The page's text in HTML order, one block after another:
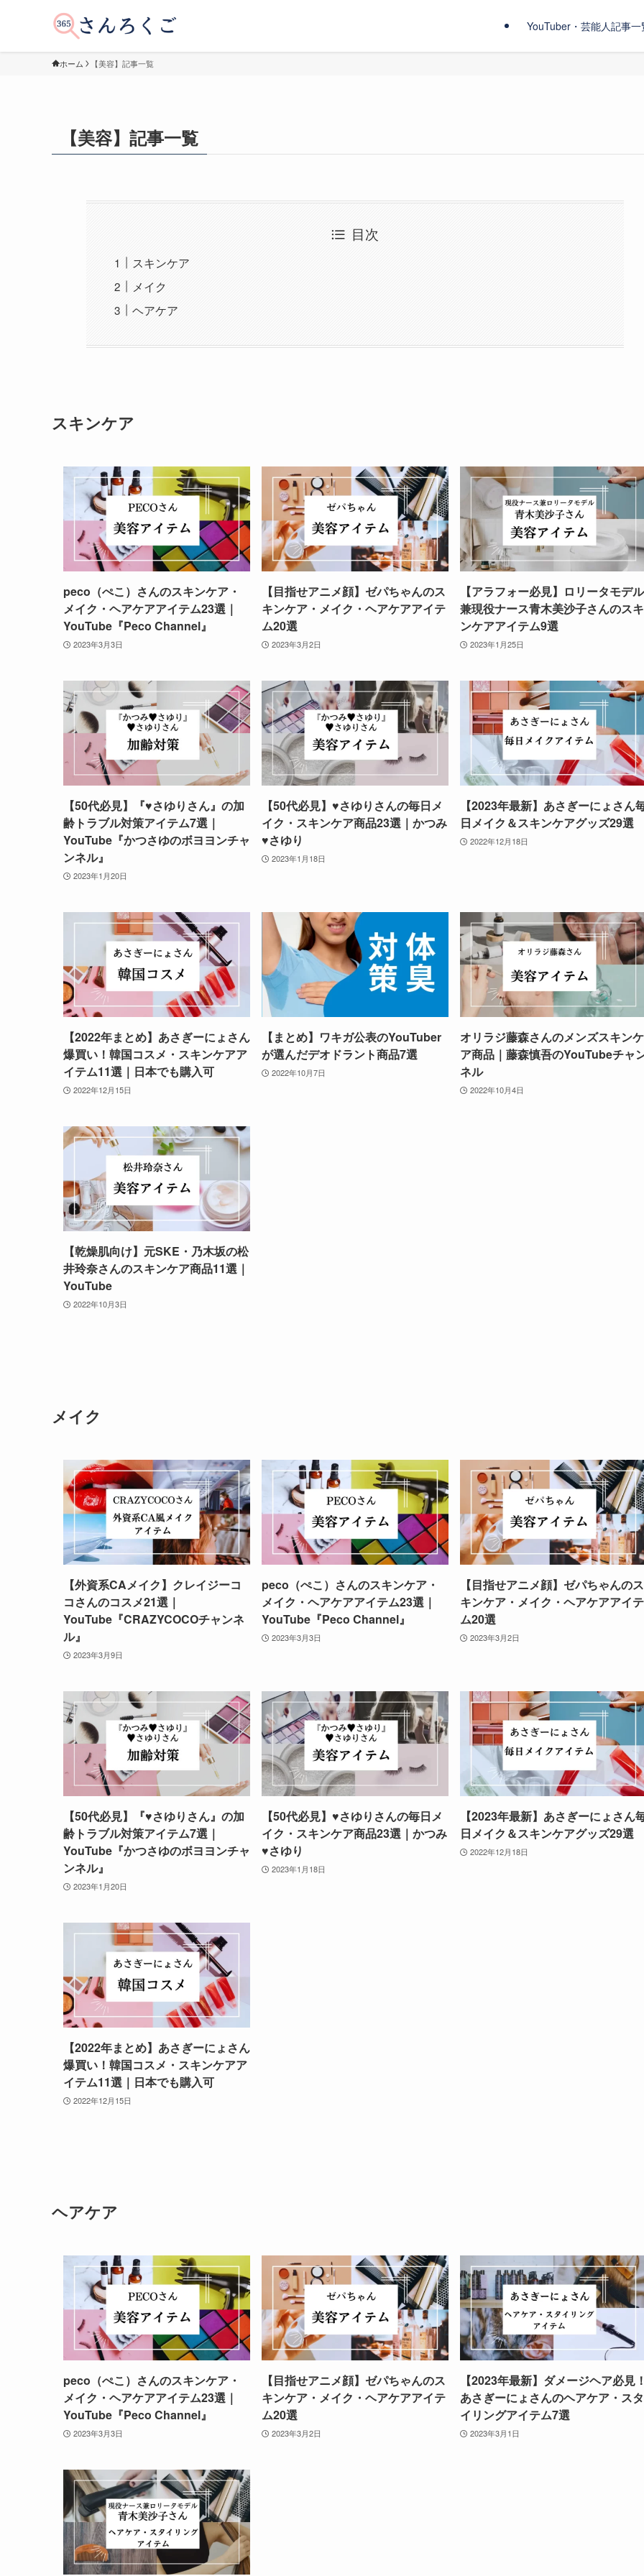
YouTuber・芸能人記事一
ホーム 【美容】記事一覧
【美容】記事一覧
目次
スキンケア
メイク
ヘアケア
スキンケア
peco（ぺこ）さんのスキンケア・
メイク・ヘアケアアイテム23選｜
YouTube『Peco Channel』
2023年3月3日
【目指せアニメ顔】ゼパちゃんのス
キンケア・メイク・ヘアケアアイテ
ム20選
2023年3月2日
【アラフォー必見】ロリータモデル
兼現役ナース青木美沙子さんのスキ
ンケアアイテム9選
2023年1月25日
【50代必見】『♥さゆりさん』の加
齢トラブル対策アイテム7選｜
YouTube『かつさゆのボヨヨンチャ
ンネル』
2023年1月20日
【50代必見】♥さゆりさんの毎日メ
イク・スキンケア商品23選｜かつみ
♥さゆり
2023年1月18日
【2023年最新】あさぎーにょさん
日メイク＆スキンケアグッズ29選
2022年12月18日
【2022年まとめ】あさぎーにょさん
爆買い！韓国コスメ・スキンケアア
イテム11選｜日本でも購入可
2022年12月15日
【まとめ】ワキガ公表のYouTuber
が選んだデオドラント商品7選
2022年10月7日
オリラジ藤森さんのメンズスキンケ
ア商品｜藤森慎吾のYouTubeチャ
ネル
2022年10月4日
【乾燥肌向け】元SKE・乃木坂の松
井玲奈さんのスキンケア商品11選｜
YouTube
2022年10月3日
メイク
【外資系CAメイク】クレイジーコ
コさんのコスメ21選｜
YouTube『CRAZYCOCOチャンネ
ル』
2023年3月9日
peco（ぺこ）さんのスキンケア・
メイク・ヘアケアアイテム23選｜
YouTube『Peco Channel』
2023年3月3日
【目指せアニメ顔】ゼパちゃんのス
キンケア・メイク・ヘアケアアイテ
ム20選
2023年3月2日
【50代必見】『♥さゆりさん』の加
齢トラブル対策アイテム7選｜
YouTube『かつさゆのボヨヨンチャ
ンネル』
2023年1月20日
【50代必見】♥さゆりさんの毎日メ
イク・スキンケア商品23選｜かつみ
♥さゆり
2023年1月18日
【2023年最新】あさぎーにょさん
日メイク＆スキンケアグッズ29選
2022年12月18日
【2022年まとめ】あさぎーにょさん
爆買い！韓国コスメ・スキンケアア
イテム11選｜日本でも購入可
2022年12月15日
ヘアケア
peco（ぺこ）さんのスキンケア・
メイク・ヘアケアアイテム23選｜
YouTube『Peco Channel』
2023年3月3日
【目指せアニメ顔】ゼパちゃんのス
キンケア・メイク・ヘアケアアイテ
ム20選
2023年3月2日
【2023年最新】ダメージヘア必見
あさぎーにょさんのヘアケア・スタ
イリングアイテム7選
2023年3月1日